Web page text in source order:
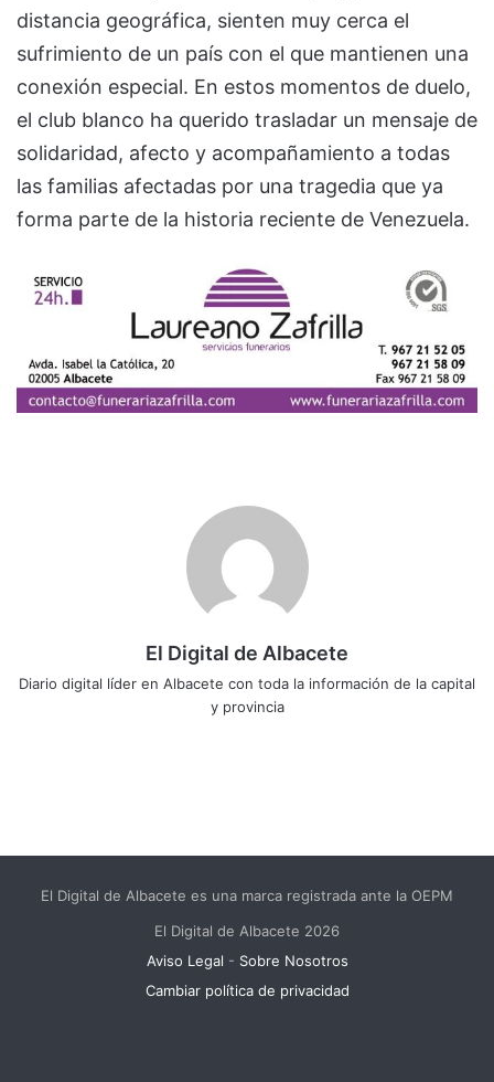
distancia geográfica, sienten muy cerca el
sufrimiento de un país con el que mantienen una
conexión especial. En estos momentos de duelo,
el club blanco ha querido trasladar un mensaje de
solidaridad, afecto y acompañamiento a todas
las familias afectadas por una tragedia que ya
forma parte de la historia reciente de Venezuela.
El Digital de Albacete
Diario digital líder en Albacete con toda la información de la capital
y provincia
El Digital de Albacete es una marca registrada ante la OEPM
El Digital de Albacete 2026
Aviso Legal - Sobre Nosotros
Cambiar política de privacidad